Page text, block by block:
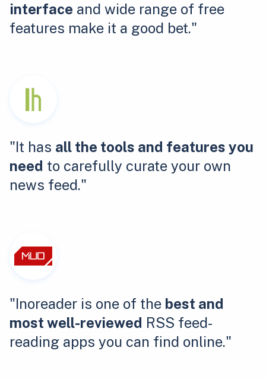
interface and wide range of free
features make it a good bet."
"It has all the tools and features you
need to carefully curate your own
news feed."
"Inoreader is one of the best and
most well-reviewed RSS feed-
reading apps you can find online."